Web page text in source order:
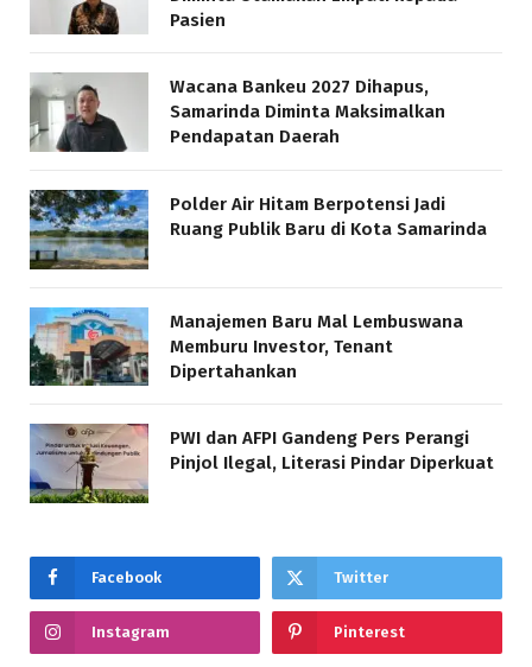
Pasien
Wacana Bankeu 2027 Dihapus,
Samarinda Diminta Maksimalkan
Pendapatan Daerah
Polder Air Hitam Berpotensi Jadi
Ruang Publik Baru di Kota Samarinda
Manajemen Baru Mal Lembuswana
Memburu Investor, Tenant
Dipertahankan
PWI dan AFPI Gandeng Pers Perangi
Pinjol Ilegal, Literasi Pindar Diperkuat
Facebook Twitter
Instagram Pinterest